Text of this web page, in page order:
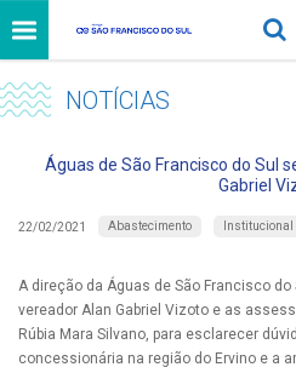
NOTÍCIAS
Águas de São Francisco do Sul
Gabriel
22/02/2021 Abastecimento Institucional
A direção da Águas de São Francisco
vereador Alan Gabriel Vizoto e as
Rúbia Mara Silvano, para esclarecer
concessionária na região do Ervino e a